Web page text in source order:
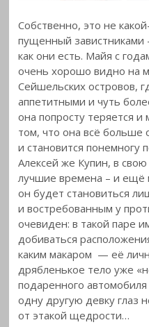
Собственно, это не
пущенный завистниками
как они есть. Майя с
очень хорошо видно на
Сейшельских островов,
аппетитными и чуть
она попросту теряется
том, что она всё больше
и становится понемногу
Алексей же Купин, в
лучшие времена – и ещё
он будет становиться
и востребованным у
очевиден: в такой паре
добиваться
каким макаром — её
дрябленькое тело уже
подаренного
одну другую девку глаз
от этакой щедрости…